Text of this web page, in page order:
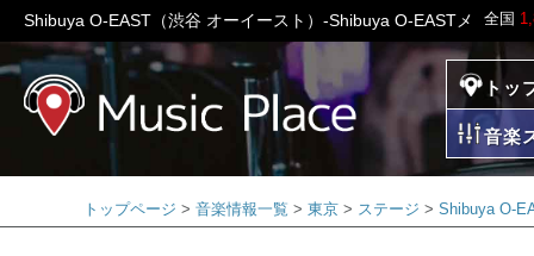
全国
Shibuya O-EAST（渋谷 オーイースト）-Shibuya O-EASTメインス
ミュージックプレイ
トッ
音楽
トップページ 音楽情報一覧 東京 ステージ Shibuya O-